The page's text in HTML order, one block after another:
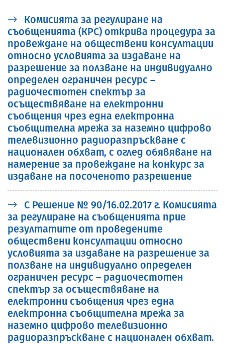
Комисията за регулиране на
съобщенията (КРС) открива процедура за
провеждане на обществени консултации
относно условията за издаване на
разрешение за ползване на индивидуално
определен ограничен ресурс –
радиочестотен спектър за
осъществяване на електронни
съобщения чрез една електронна
съобщителна мрежа за наземно цифрово
телевизионно радиоразпръскване с
национален обхват, с оглед обявяване на
намерение за провеждане на конкурс за
издаване на посоченото разрешение
С Решение № 90/16.02.2017 г. Комисията
за регулиране на съобщенията прие
резултатите от проведените
обществени консултации относно
условията за издаване на разрешение за
ползване на индивидуално определен
ограничен ресурс – радиочестотен
спектър за осъществяване на
електронни съобщения чрез една
електронна съобщителна мрежа за
наземно цифрово телевизионно
радиоразпръскване с национален обхват.